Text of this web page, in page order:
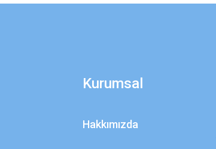
Kurumsal
Hakkımızda